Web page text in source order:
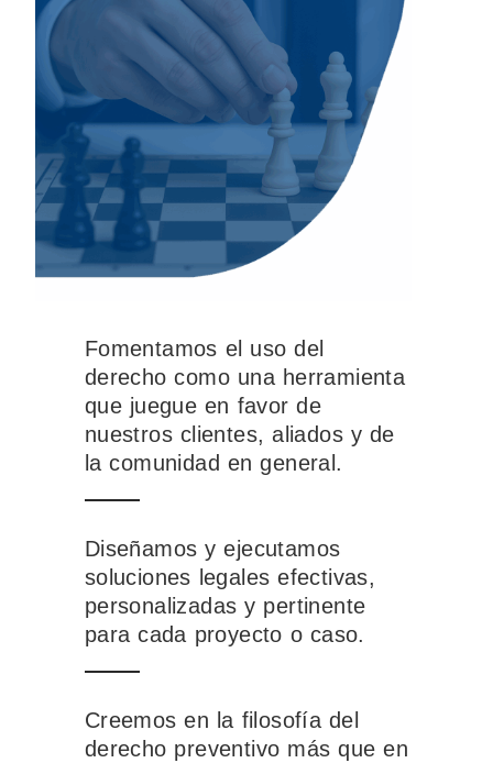
Fomentamos el uso del
derecho como una herramienta
que juegue en favor de
nuestros clientes, aliados y de
la comunidad en general.
Diseñamos y ejecutamos
soluciones legales efectivas,
personalizadas y pertinente
para cada proyecto o caso.
Creemos en la filosofía del
derecho preventivo más que en